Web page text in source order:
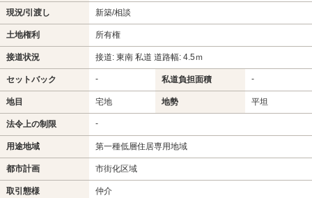
現況/引渡し 新築/相談
土地権利 所有権
接道状況 接道: 東南 私道 道路幅: 4.5ｍ
セットバック - 私道負担面積 -
地目 宅地 地勢 平坦
法令上の制限 -
用途地域 第一種低層住居専用地域
都市計画 市街化区域
取引態様 仲介